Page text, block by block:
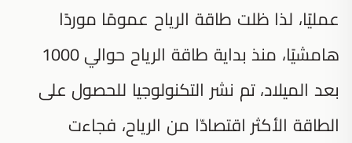
عمليًا، لذا ظلت طاقة الرياح عمومًا موردًا
هامشيًا، منذ بداية طاقة الرياح حوالي 1000
بعد الميلاد، تم نشر التكنولوجيا للحصول على
الطاقة الأكثر اقتصادّا من الرياح، فجاءت